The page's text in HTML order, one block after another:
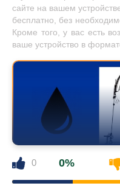
сайте на вашем
бесплатно, без
Кроме того, у вас есть
ваше устройство в
0 0%